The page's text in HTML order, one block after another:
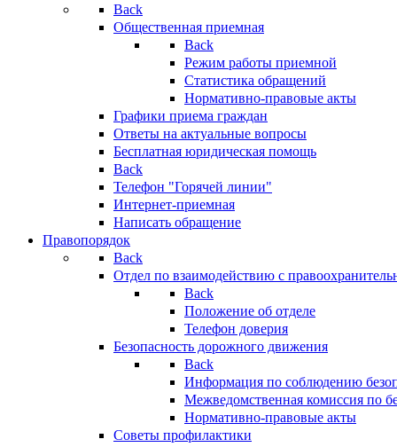
Back
Общественная приемная
Back
Режим работы приемной
Статистика обращений
Нормативно-правовые акты
Графики приема граждан
Ответы на актуальные вопросы
Бесплатная юридическая помощь
Back
Телефон "Горячей линии"
Интернет-приемная
Написать обращение
Правопорядок
Back
Отдел по взаимодействию с
Back
Положение об отделе
Телефон доверия
Безопасность дорожного движения
Back
Информация по соблюдению
Межведомственная комиссия по
Нормативно-правовые акты
Советы профилактики